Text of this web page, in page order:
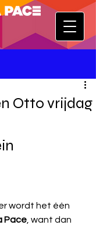
Otto vrijdag
wordt het één
Pace , want dan